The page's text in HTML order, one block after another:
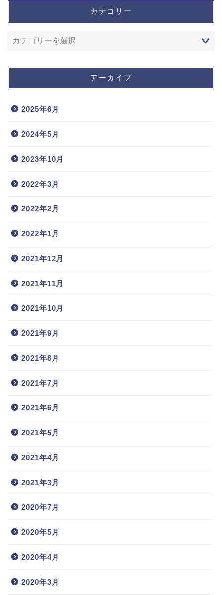
カテゴリー
アーカイブ
2025年6月
2024年5月
2023年10月
2022年3月
2022年2月
2022年1月
2021年12月
2021年11月
2021年10月
2021年9月
2021年8月
2021年7月
2021年6月
2021年5月
2021年4月
2021年3月
2020年7月
2020年5月
2020年4月
2020年3月